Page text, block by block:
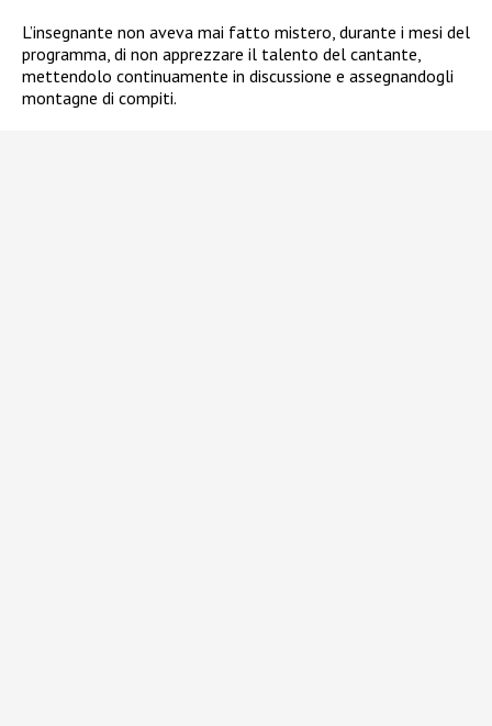
L’insegnante non aveva mai fatto mistero, durante i mesi del
programma, di non apprezzare il talento del cantante,
mettendolo continuamente in discussione e assegnandogli
montagne di compiti.